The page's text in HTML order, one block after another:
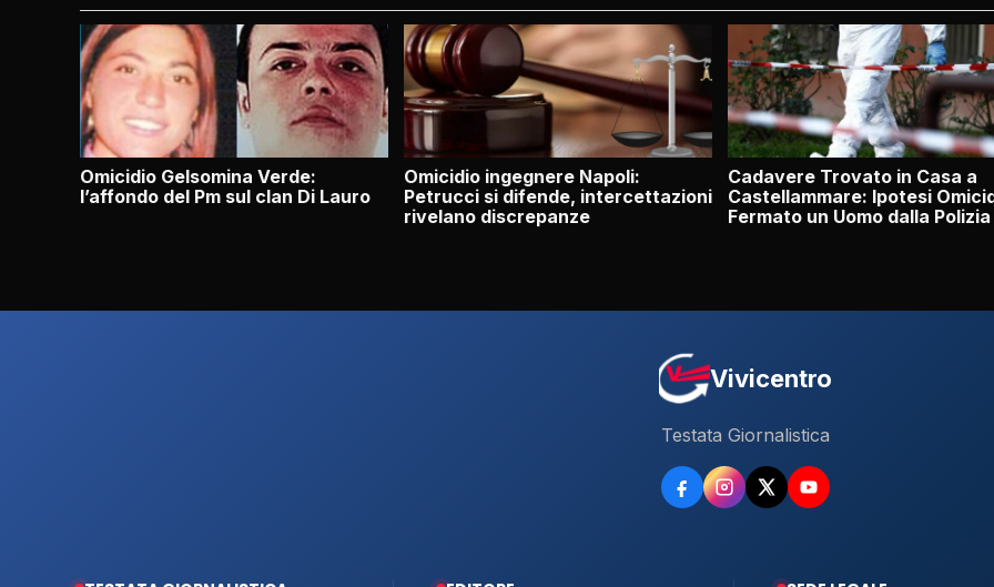
Omicidio Gelsomina Verde:
l’affondo del Pm sul clan Di Lauro
Omicidio ingegnere Napoli:
Petrucci si difende, intercettazioni
rivelano discrepanze
Cadavere Trovato in Casa a
Castellammare: Ipotesi
Fermato un Uomo dalla Polizia
Vivicentro
Testata Giornalistica